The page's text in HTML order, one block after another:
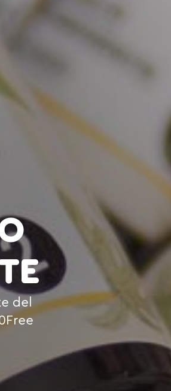
del